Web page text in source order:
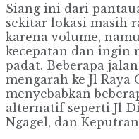
Siang ini dari
sekitar lokasi masih
karena volume,
kecepatan dan ingin
padat. Beberapa
mengarah ke Jl
menyebabkan
alternatif seperti Jl
Ngagel, dan